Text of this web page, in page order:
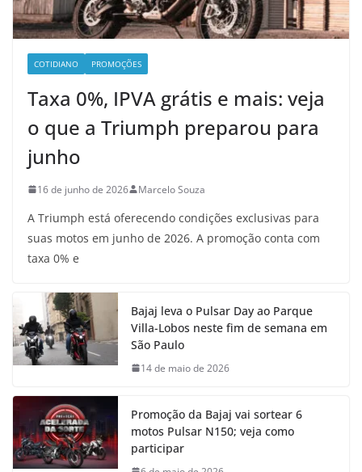
COTIDIANO PROMOÇÕES
Taxa 0%, IPVA grátis e mais: veja
o que a Triumph preparou para
junho
16 de junho de 2026 Marcelo Souza
A Triumph está oferecendo condições exclusivas para
suas motos em junho de 2026. A promoção conta com
taxa 0% e
Bajaj leva o Pulsar Day ao Parque
Villa-Lobos neste fim de semana em
São Paulo
14 de maio de 2026
Promoção da Bajaj vai sortear 6
motos Pulsar N150; veja como
participar